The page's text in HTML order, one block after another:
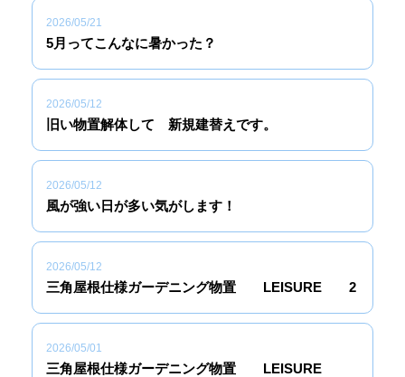
2026/05/21
5月ってこんなに暑かった？
2026/05/12
旧い物置解体して 新規建替えです。
2026/05/12
風が強い日が多い気がします！
2026/05/12
三角屋根仕様ガーデニング物置 LEISURE 2
2026/05/01
三角屋根仕様ガーデニング物置 LEISURE